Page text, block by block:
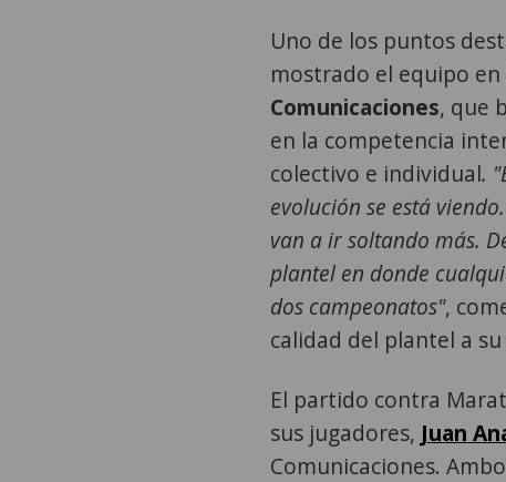
Uno de los puntos
mostrado el equipo
Comunicaciones, que
en la competencia
colectivo e individual.
evolución se está
van a ir soltando más.
plantel en donde
dos campeonatos",
calidad del plantel a
El partido contra
sus jugadores, Juan
Comunicaciones.